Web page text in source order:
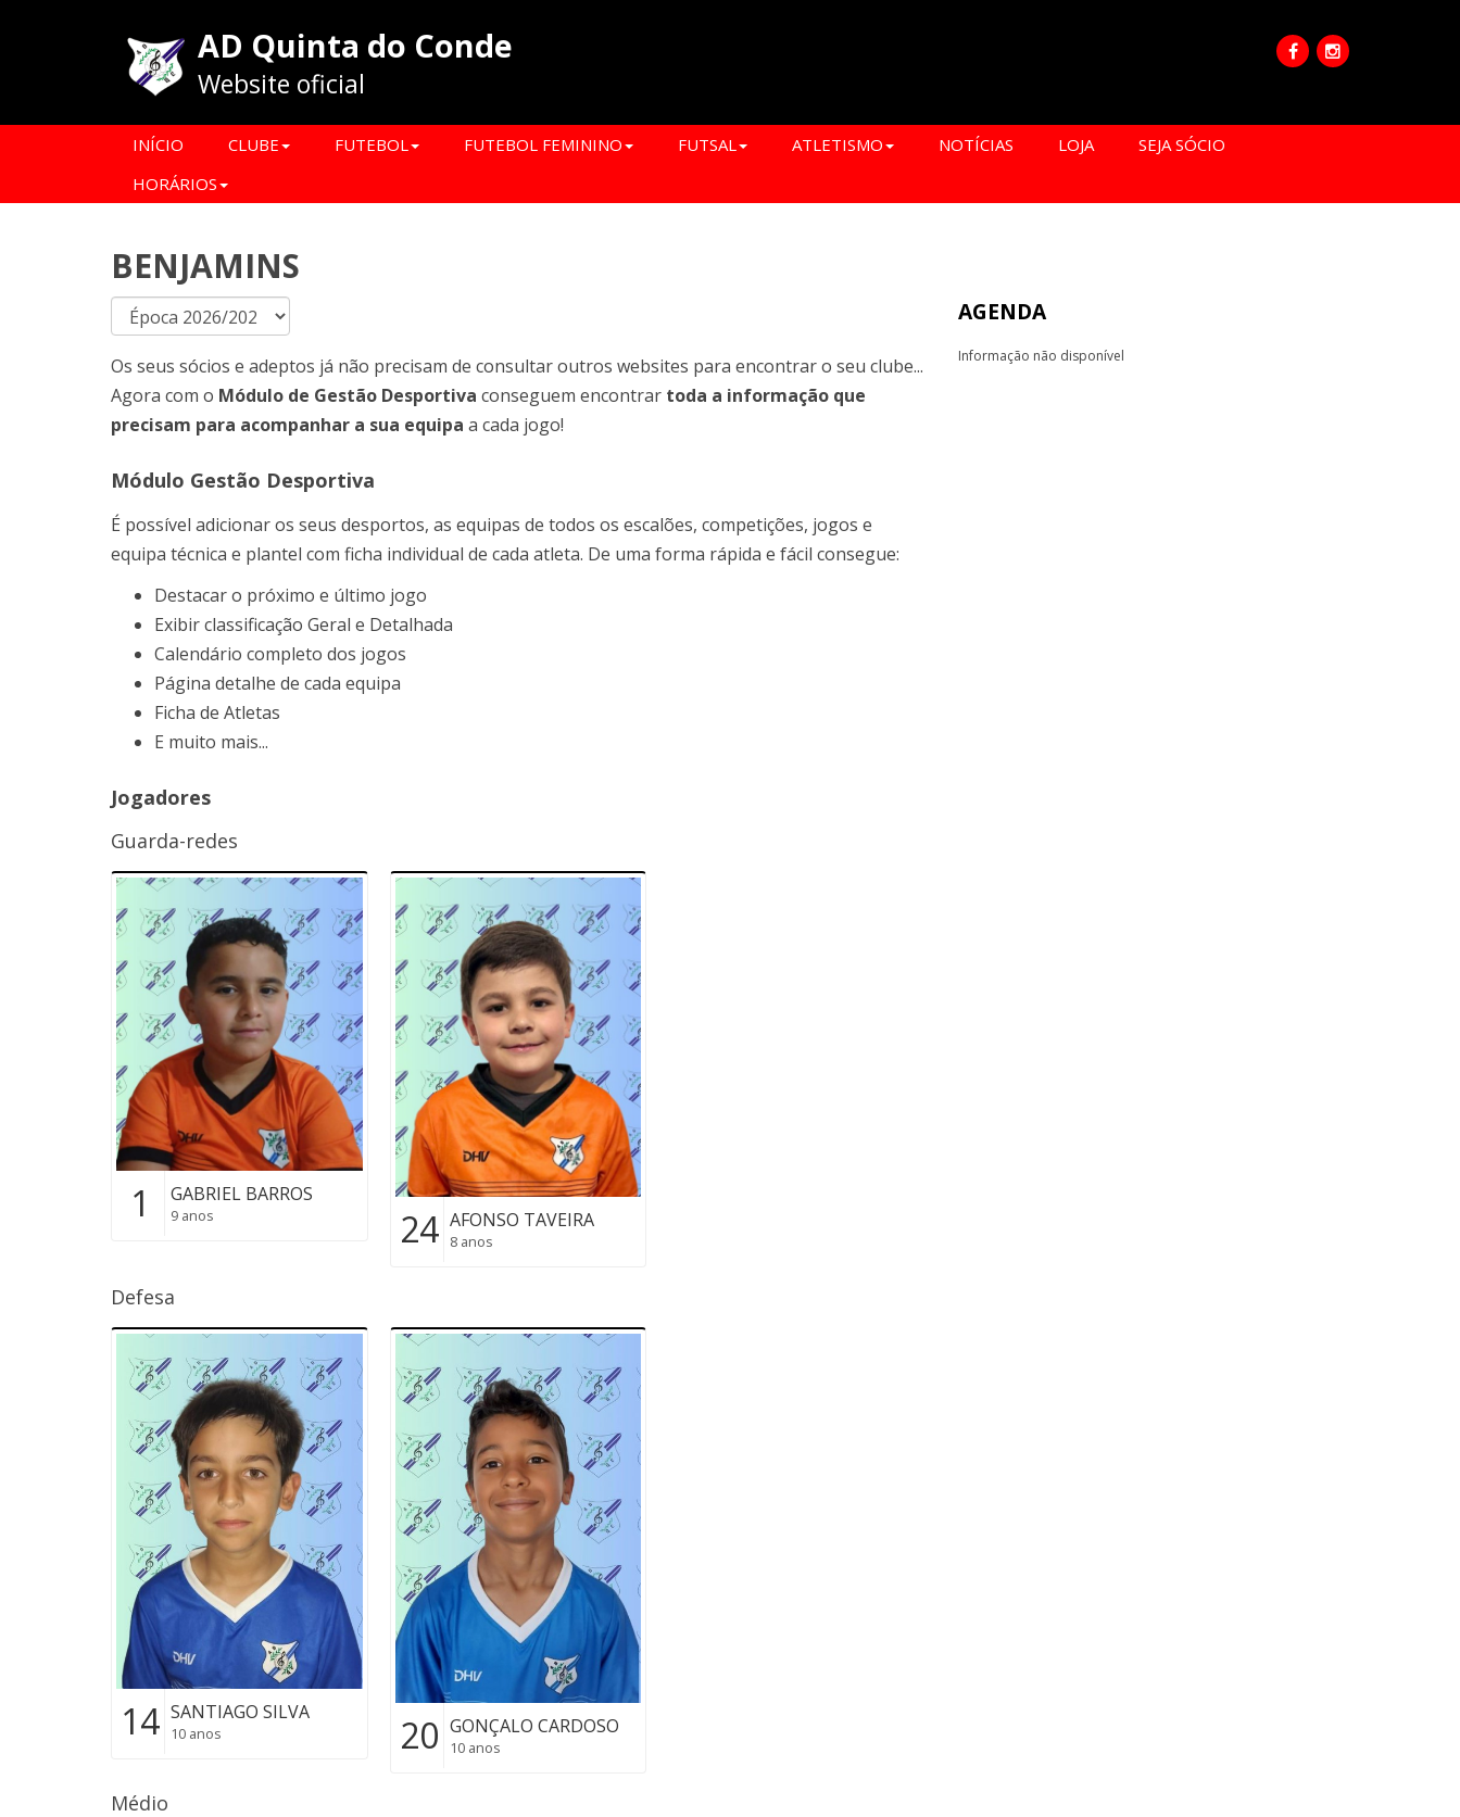
AD Quinta do Conde
Website oficial
INÍCIO CLUBE FUTEBOL FUTEBOL FEMININO FUTSAL ATLETISMO NOTÍCIAS LOJA
SEJA SÓCIO
HORÁRIOS
BENJAMINS
Os seus sócios e adeptos já não precisam de consultar outros websites para encontrar o seu clube...
Agora com o Módulo de Gestão Desportiva conseguem encontrar toda a informação que
precisam para acompanhar a sua equipa a cada jogo!
Módulo Gestão Desportiva
É possível adicionar os seus desportos, as equipas de todos os escalões, competições, jogos e
equipa técnica e plantel com ficha individual de cada atleta. De uma forma rápida e fácil consegue:
Destacar o próximo e último jogo
Exibir classificação Geral e Detalhada
Calendário completo dos jogos
Página detalhe de cada equipa
Ficha de Atletas
E muito mais...
Jogadores
Guarda-redes
1 GABRIEL BARROS
9 anos 24 AFONSO TAVEIRA
8 anos
Defesa
14 SANTIAGO SILVA
10 anos 20 GONÇALO CARDOSO
10 anos
Médio
AGENDA
Informação não disponível